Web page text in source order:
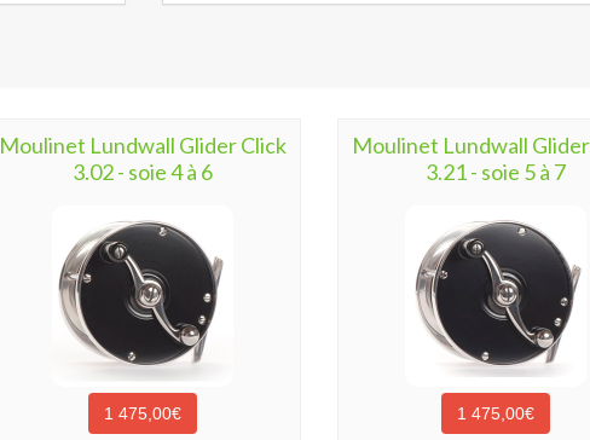
Moulinet Lundwall Glider Click
3.02 - soie 4 à 6
1 475,00€
Moulinet Lundwall
3.21 - soie 5 à 7
1 475,00€